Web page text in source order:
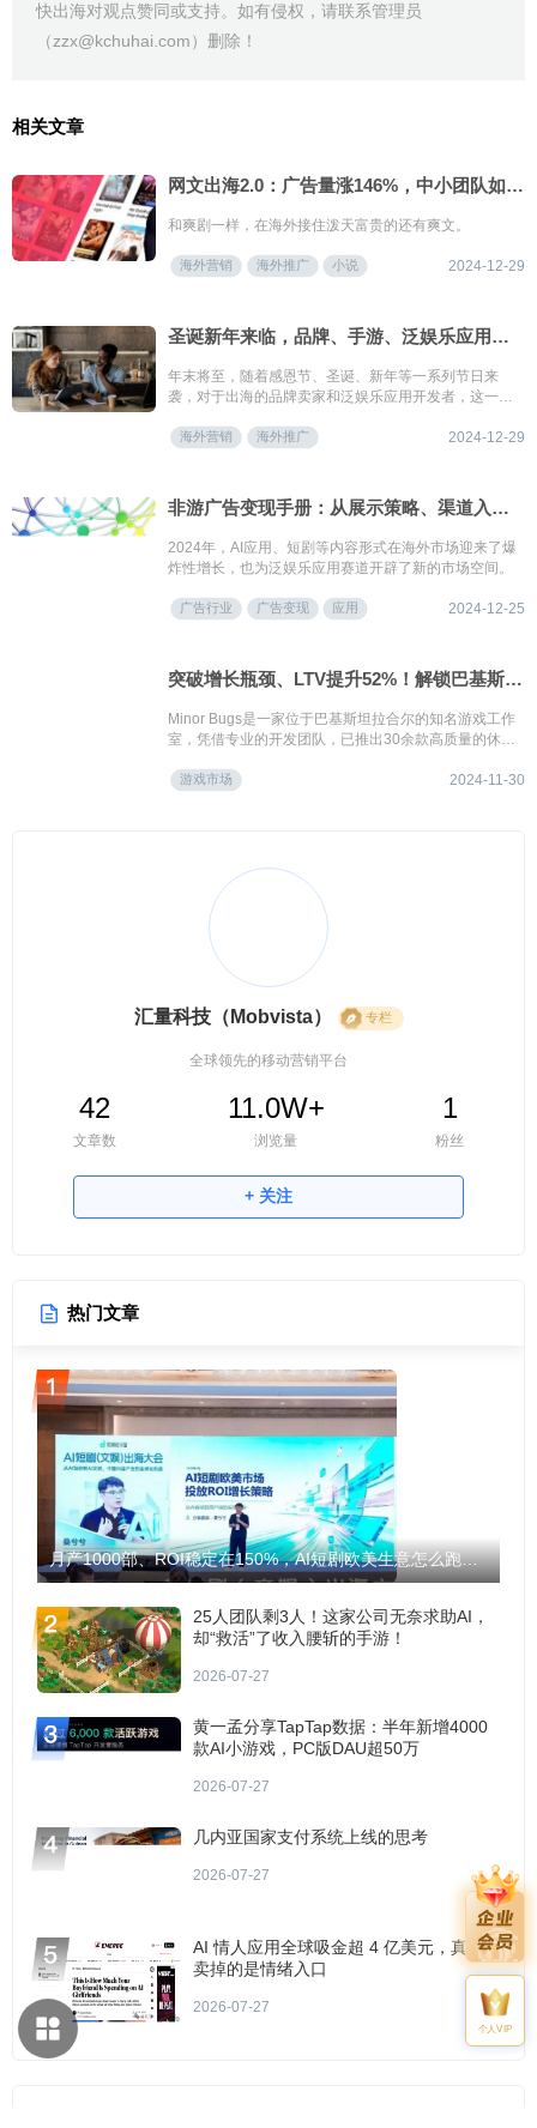
快出海对观点赞同或支持。如有侵权，请联系管理员
（zzx@kchuhai.com）删除！
相关文章
网文出海2.0：广告量涨146%，中小团队如何应对新的挑战？
和爽剧一样，在海外接住泼天富贵的还有爽文。
海外营销 海外推广 小说 2024-12-29
圣诞新年来临，品牌、手游、泛娱乐应用如何抓住抢量旺季？
年末将至，随着感恩节、圣诞、新年等一系列节日来
袭，对于出海的品牌卖家和泛娱乐应用开发者，这一假
黄金节点。
海外营销 海外推广 2024-12-29
非游广告变现手册：从展示策略、渠道入手，开启短剧、AI等非游戏应用的混变模式
2024年，AI应用、短剧等内容形式在海外市场迎来了爆
炸性增长，也为泛娱乐应用赛道开辟了新的市场空间。
广告行业 广告变现 应用 2024-12-25
突破增长瓶颈、LTV提升52%！解锁巴基斯坦知名游戏工作室的制胜之道
Minor Bugs是一家位于巴基斯坦拉合尔的知名游戏工作
室，凭借专业的开发团队，已推出30余款高质量的休闲
游戏市场 2024-11-30
汇量科技（Mobvista） 专栏
全球领先的移动营销平台
42
文章数
11.0W+
浏览量
1
粉丝
+ 关注
热门文章
月产1000部、ROI稳定在150%，AI短剧欧美生意怎么跑通？
25人团队剩3人！这家公司无奈求助AI，
却“救活”了收入腰斩的手游！
2026-07-27
黄一孟分享TapTap数据：半年新增4000
款AI小游戏，PC版DAU超50万
2026-07-27
几内亚国家支付系统上线的思考
2026-07-27
AI 情人应用全球吸金超 4 亿美元，真正
卖掉的是情绪入口
2026-07-27
个人VIP